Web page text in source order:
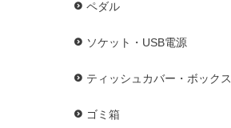
ペダル
ソケット・USB電源
ティッシュカバー・ボックス
ゴミ箱